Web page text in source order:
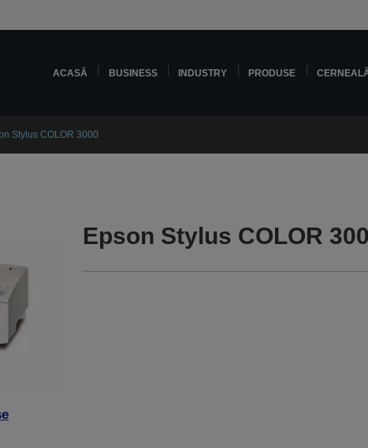
ACASĂ BUSINESS INDUSTRY PRODUSE
Stylus COLOR 3000
Epson Stylus COLOR